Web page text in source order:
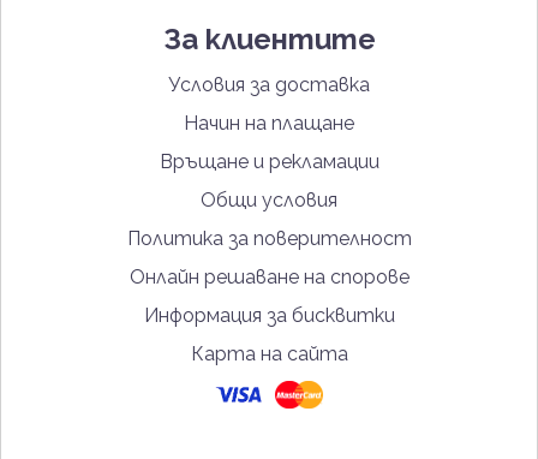
За клиентите
Условия за доставка
Начин на плащане
Връщане и рекламации
Общи условия
Политика за поверителност
Онлайн решаване на спорове
Информация за бисквитки
Карта на сайта